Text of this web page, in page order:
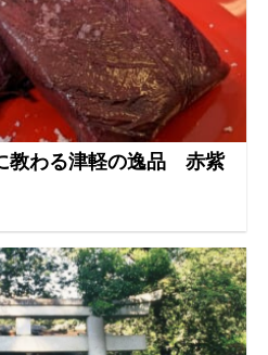
教わる津軽の逸品 赤紫